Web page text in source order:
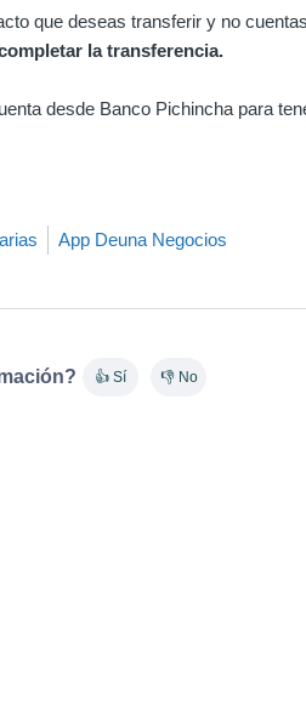
que deseas transferir y no
la transferencia.
desde Banco Pichincha para
App Deuna Negocios
👍 Sí 👎 No